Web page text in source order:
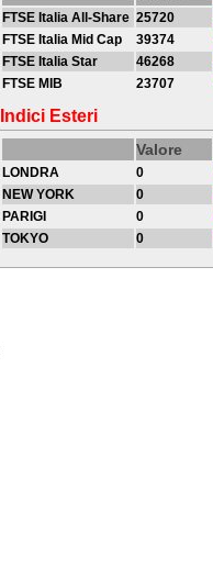
FTSE Italia All-Share 25720
FTSE Italia Mid Cap
39374
FTSE Italia Star
46268
FTSE MIB
23707
Indici Esteri
Valore
LONDRA 0
NEW YORK
0
PARIGI
0
TOKYO
0